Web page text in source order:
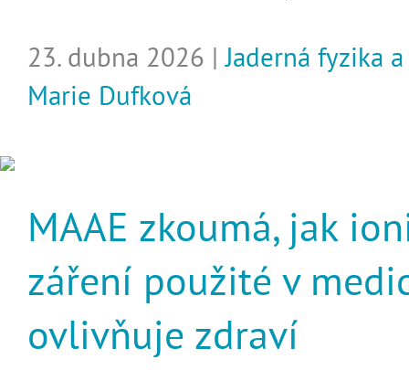
23. dubna 2026 |Jaderná fyzika
Marie Dufková
MAAE zkoumá, jak
záření použité v
ovlivňuje zdraví